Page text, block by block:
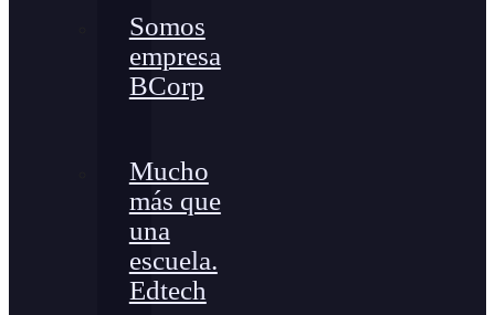
Somos
empresa
BCorp
Mucho
más que
una
escuela.
Edtech